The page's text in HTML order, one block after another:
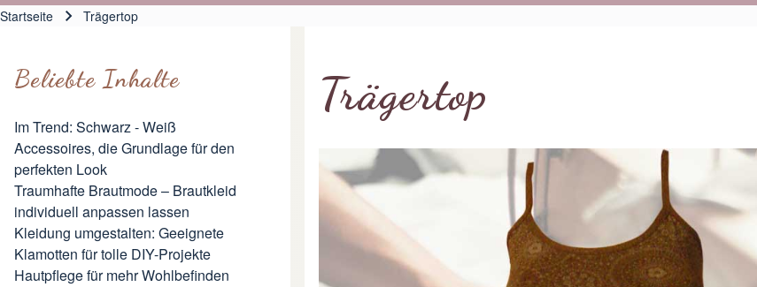
Startseite Trägertop
Beliebte Inhalte
Im Trend: Schwarz - Weiß
Accessoires, die Grundlage für den
perfekten Look
Traumhafte Brautmode – Brautkleid
individuell anpassen lassen
Kleidung umgestalten: Geeignete
Klamotten für tolle DIY-Projekte
Hautpflege für mehr Wohlbefinden
Trägertop